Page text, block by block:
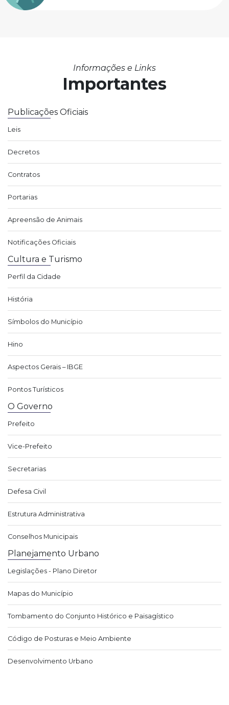
Informações e Links
Importantes
Publicações Oficiais
Leis
Decretos
Contratos
Portarias
Apreensão de Animais
Notificações Oficiais
Cultura e Turismo
Perfil da Cidade
História
Símbolos do Município
Hino
Aspectos Gerais – IBGE
Pontos Turísticos
O Governo
Prefeito
Vice-Prefeito
Secretarias
Defesa Civil
Estrutura Administrativa
Conselhos Municipais
Planejamento Urbano
Legislações - Plano Diretor
Mapas do Município
Tombamento do Conjunto Histórico e Paisagístico
Código de Posturas e Meio Ambiente
Desenvolvimento Urbano